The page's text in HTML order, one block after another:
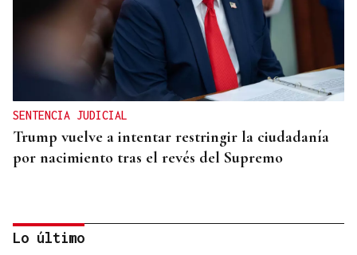
SENTENCIA JUDICIAL
Trump vuelve a intentar restringir la ciudadanía
por nacimiento tras el revés del Supremo
Lo último